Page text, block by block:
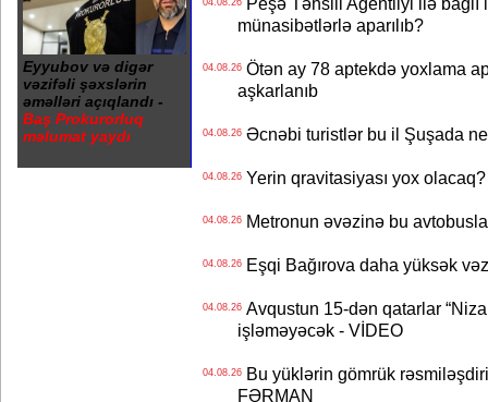
Eyyubov və digər
vəzifəli şəxslərin
əməlləri açıqlandı -
Baş Prokurorluq
məlumat yaydı
04.08.26
münasibətlərlə aparılıb?
04.08.26Ötən ay 78 aptekdə yoxlama
aşkarlanıb
04.08.26Əcnəbi turistlər bu il Şuşada
04.08.26Yerin qravitasiyası yox
04.08.26Metronun əvəzinə bu
04.08.26Eşqi Bağırova daha yüksək
04.08.26Avqustun 15-dən qatarlar
işləməyəcək - VİDEO
04.08.26Bu yüklərin gömrük
FƏRMAN